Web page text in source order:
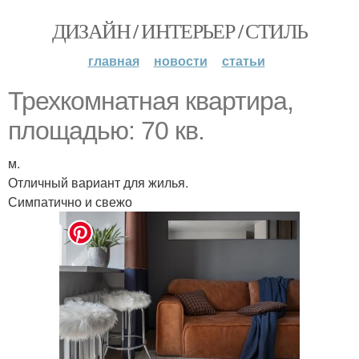
ДИЗАЙН / ИНТЕРЬЕР / СТИЛЬ
главная новости статьи
Трехкомнатная квартира,
площадью: 70 кв.
м.
Отличный вариант для жилья.
Симпатично и свежо